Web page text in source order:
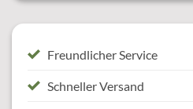
Freundlicher Service
Schneller Versand